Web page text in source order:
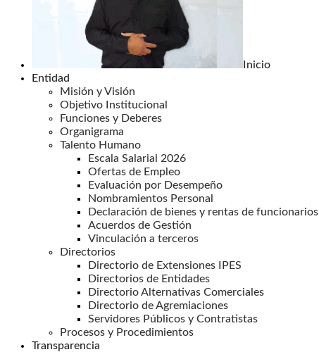
Inicio
Entidad
Misión y Visión
Objetivo Institucional
Funciones y Deberes
Organigrama
Talento Humano
Escala Salarial 2026
Ofertas de Empleo
Evaluación por Desempeño
Nombramientos Personal
Declaración de bienes y rentas de funcionarios
Acuerdos de Gestión
Vinculación a terceros
Directorios
Directorio de Extensiones IPES
Directorios de Entidades
Directorio Alternativas Comerciales
Directorio de Agremiaciones
Servidores Públicos y Contratistas
Procesos y Procedimientos
Transparencia